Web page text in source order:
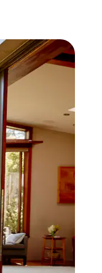
ことができます。